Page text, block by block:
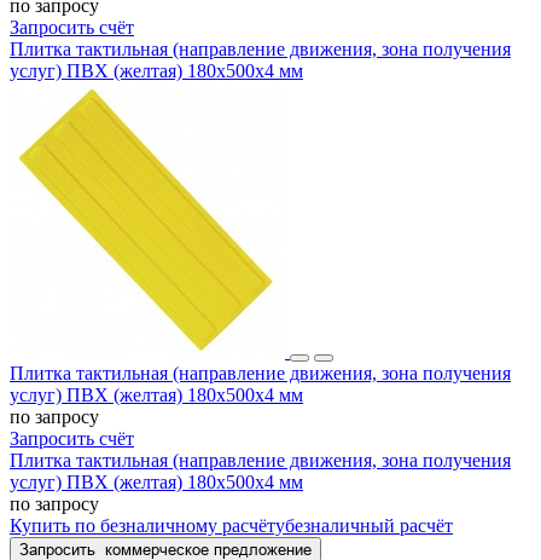
по запросу
Запросить счёт
Плитка тактильная (направление движения, зона получения
услуг) ПВХ (желтая) 180х500х4 мм
Плитка тактильная (направление движения, зона получения
услуг) ПВХ (желтая) 180х500х4 мм
по запросу
Запросить счёт
Плитка тактильная (направление движения, зона получения
услуг) ПВХ (желтая) 180х500х4 мм
по запросу
Купить по безналичному расчётубезналичный расчёт
Запросить коммерческое предложение